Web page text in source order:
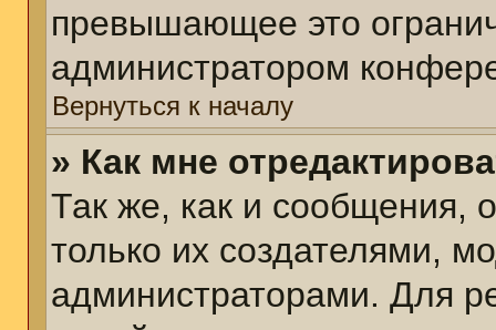
превышающее это
администратором
Вернуться к началу
» Как мне
Так же, как и сообщения,
только их создателями,
администраторами. Для